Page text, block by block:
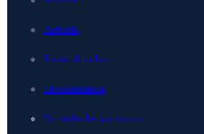
Periferia
Puerta de enlace
LiveAssurance
Ver todos los productos